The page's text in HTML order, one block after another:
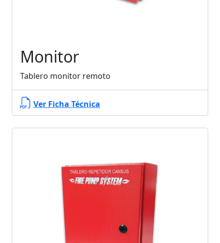
Monitor
Tablero monitor remoto
Ver Ficha Técnica